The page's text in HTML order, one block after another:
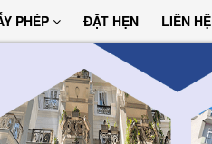
PHÉP ĐẶT HẸN LIÊN HỆ